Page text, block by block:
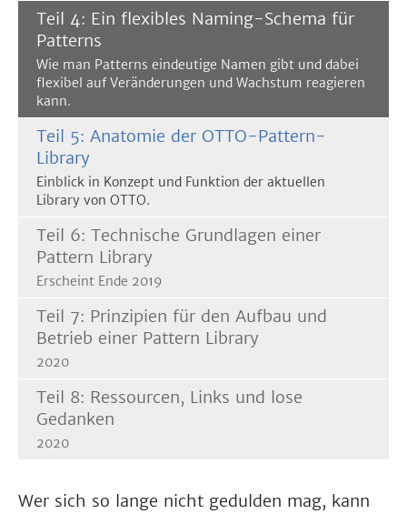
Teil 4: Ein flexibles Naming-Schema für
Patterns
Wie man Patterns eindeutige Namen gibt und dabei
flexibel auf Veränderungen und Wachstum reagieren
kann.
Teil 5: Anatomie der OTTO-Pattern-
Library
Einblick in Konzept und Funktion der aktuellen
Library von OTTO.
Teil 6: Technische Grundlagen einer
Pattern Library
Erscheint Ende 2019
Teil 7: Prinzipien für den Aufbau und
Betrieb einer Pattern Library
2020
Teil 8: Ressourcen, Links und lose
Gedanken
2020
Wer sich so lange nicht gedulden mag, kann